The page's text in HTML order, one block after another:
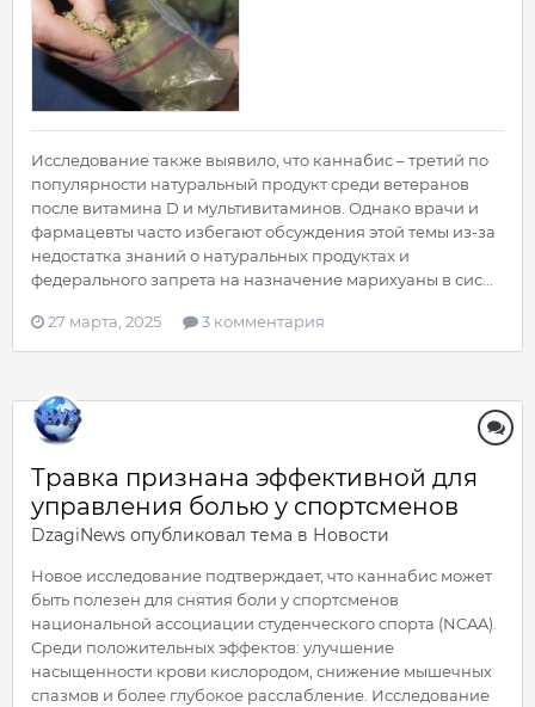
Исследование также выявило, что каннабис – третий по
популярности натуральный продукт среди ветеранов
после витамина D и мультивитаминов. Однако врачи и
фармацевты часто избегают обсуждения этой темы из-за
недостатка знаний о натуральных продуктах и
федерального запрета на назначение марихуаны в сис...
27 марта, 2025 3 комментария
Травка признана эффективной для
управления болью у спортсменов
DzagiNews опубликовал тема в Новости
Новое исследование подтверждает, что каннабис может
быть полезен для снятия боли у спортсменов
национальной ассоциации студенческого спорта (NCAA).
Среди положительных эффектов: улучшение
насыщенности крови кислородом, снижение мышечных
спазмов и более глубокое расслабление. Исследование